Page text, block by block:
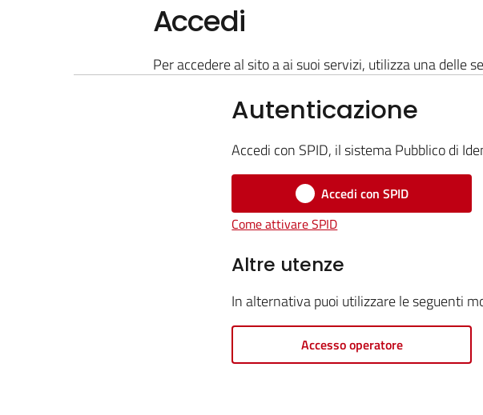
Accedi
Per accedere al sito a ai suoi servizi, utilizza una delle
Autenticazione
Accedi con SPID, il sistema Pubblico di
Accedi con SPID
Come attivare SPID
Altre utenze
In alternativa puoi utilizzare le seguenti
Accesso operatore